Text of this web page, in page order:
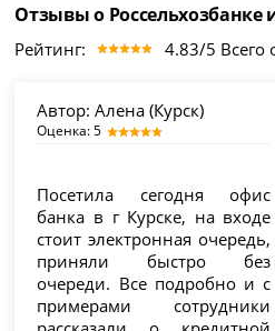
Отзывы о Россельхозбанке
Рейтинг: 4.83/5 Всего
Автор: Алена (Курск)
Оценка: 5
Посетила сегодня офис
банка в г Курске, на входе
стоит электронная очередь,
приняли быстро без
очереди. Все подробно и с
примерами сотрудники